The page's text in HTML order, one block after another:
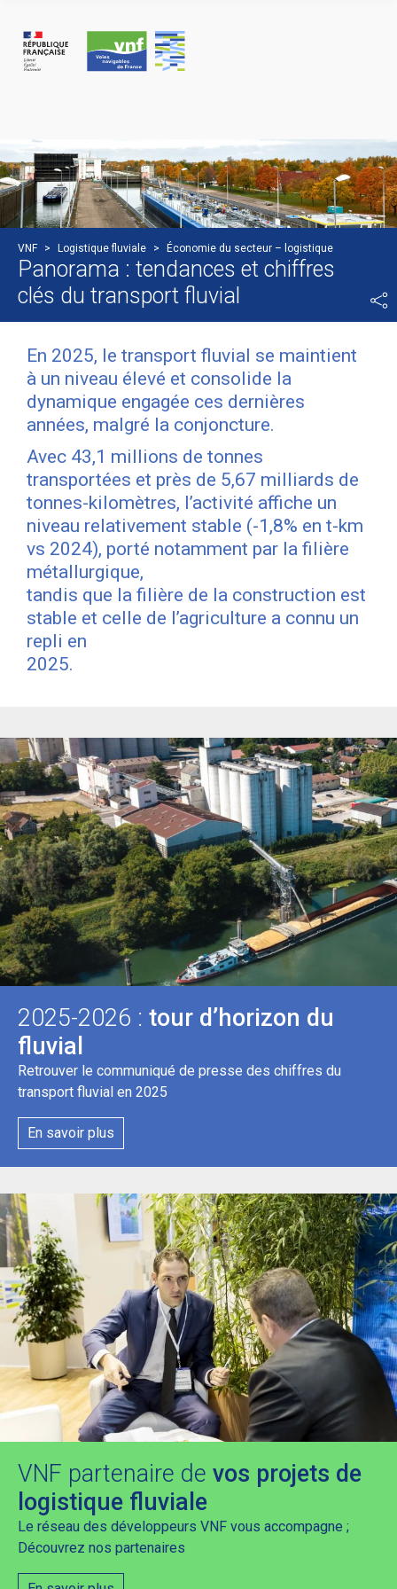
VNF > Logistique fluviale > Économie du secteur – logistique
Panorama : tendances et chiffres
clés du transport fluvial
En 2025, le transport fluvial se maintient
à un niveau élevé et consolide la
dynamique engagée ces dernières
années, malgré la conjoncture.
Avec 43,1 millions de tonnes
transportées et près de 5,67 milliards de
tonnes-kilomètres, l’activité affiche un
niveau relativement stable (-1,8% en t-km
vs 2024), porté notamment par la filière
métallurgique,
tandis que la filière de la construction est
stable et celle de l’agriculture a connu un
repli en
2025.
2025-2026 : tour d’horizon du
fluvial
Retrouver le communiqué de presse des chiffres du
transport fluvial en 2025
En savoir plus
VNF partenaire de vos projets de
logistique fluviale
Le réseau des développeurs VNF vous accompagne ;
Découvrez nos partenaires